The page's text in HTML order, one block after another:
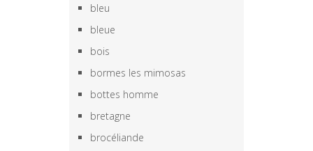
bleu
bleue
bois
bormes les mimosas
bottes homme
bretagne
brocéliande